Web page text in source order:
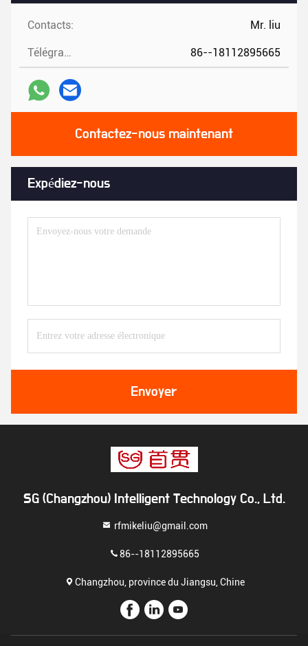
Contacts: Mr. liu
Télégramme: 86--18112895665
Contactez-nous maintenant
Expédiez-nous
Envoyer
SG (Changzhou) Intelligent Technology Co., Ltd.
rfmikeliu@gmail.com
86--18112895665
Changzhou, province du Jiangsu, Chine